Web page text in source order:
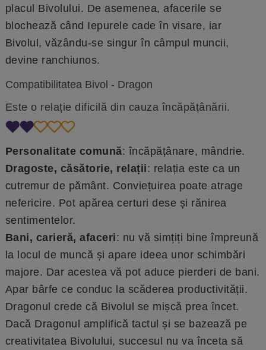
placul Bivolului. De asemenea, afacerile se
blochează când Iepurele cade în visare, iar
Bivolul, văzându-se singur în câmpul muncii,
devine ranchiunos.
Compatibilitatea Bivol - Dragon
Este o relație dificilă din cauza încăpățânării.
Personalitate comună: încăpățânare, mândrie.
Dragoste, căsătorie, relații: relația este ca un
cutremur de pământ. Conviețuirea poate atrage
nefericire. Pot apărea certuri dese și rănirea
sentimentelor.
Bani, carieră, afaceri: nu vă simțiți bine împreună
la locul de muncă și apare ideea unor schimbări
majore. Dar acestea vă pot aduce pierderi de bani.
Apar bârfe ce conduc la scăderea productivității.
Dragonul crede că Bivolul se mișcă prea încet.
Dacă Dragonul amplifică tactul și se bazează pe
creativitatea Bivolului, succesul nu va înceta să